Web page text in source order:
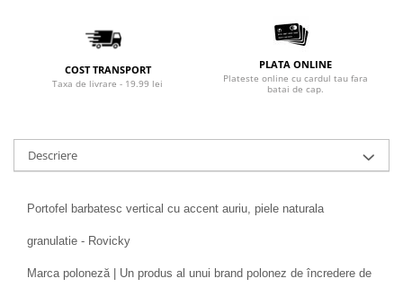
COST TRANSPORT
Taxa de livrare - 19.99 lei
PLATA ONLINE
Plateste online cu cardul tau fara
batai de cap.
Descriere
Portofel barbatesc vertical cu accent auriu, piele naturala
granulatie - Rovicky
Marca poloneză | Un produs al unui brand polonez de încredere de